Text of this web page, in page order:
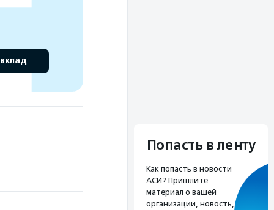
Попасть в ленту
Как попасть в новости
АСИ? Пришлите
материал о вашей
организации, новость,